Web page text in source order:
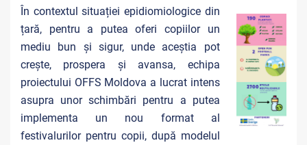
În contextul situației epidiomiologice din
țară, pentru a putea oferi copiilor un
mediu bun și sigur, unde aceștia pot
crește, prospera și avansa, echipa
proiectului OFFS Moldova a lucrat intens
asupra unor schimbări pentru a putea
implementa un nou format al
festivalurilor pentru copii, după modelul